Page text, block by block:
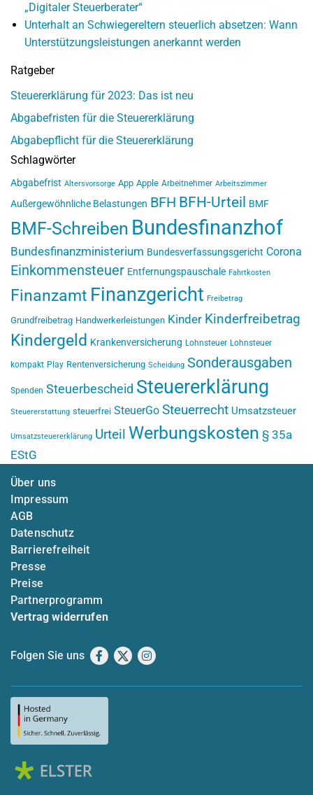
„Digitaler Steuerberater“
Unterhalt an Schwiegereltern steuerlich absetzen: Wann
Unterstützungsleistungen anerkannt werden
Ratgeber
Steuererklärung für 2023: Das ist neu
Abgabefristen für die Steuererklärung
Abgabepflicht für die Steuererklärung
Schlagwörter
Abgabefrist Altersvorsorge App Apple Arbeitnehmer Arbeitszimmer
Außergewöhnliche Belastungen BFH BFH-Urteil BMF
BMF-Schreiben Bundesfinanzhof
Bundesfinanzministerium Bundesverfassungsgericht Corona
Einkommensteuer Entfernungspauschale Fahrtkosten
Finanzamt Finanzgericht Freibetrag
Grundfreibetrag Handwerkerleistungen Kinder Kinderfreibetrag
Kindergeld Krankenversicherung Lohnsteuer Lohnsteuer
kompakt Play Rentenversicherung Scheidung Sonderausgaben
Spenden Steuerbescheid Steuererklärung
Steuererstattung steuerfrei SteuerGo Steuerrecht Umsatzsteuer
Umsatzsteuererklärung Urteil Werbungskosten § 35a
EStG
Über uns
Impressum
AGB
Datenschutz
Barrierefreiheit
Presse
Preise
Partnerprogramm
Vertrag widerrufen
Folgen Sie uns Facebook
X Instagram